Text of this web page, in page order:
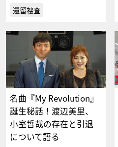
遺留捜査
名曲『My Revolution』
誕生秘話！渡辺美里、
小室哲哉の存在と引退
について語る